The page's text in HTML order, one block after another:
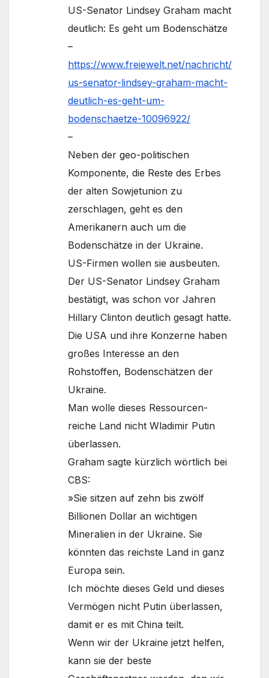
US-Senator Lindsey Graham macht
deutlich: Es geht um Bodenschätze
–
https://www.freiewelt.net/nachricht/
us-senator-lindsey-graham-macht-
deutlich-es-geht-um-
bodenschaetze-10096922/
–
Neben der geo-politischen
Komponente, die Reste des Erbes
der alten Sowjetunion zu
zerschlagen, geht es den
Amerikanern auch um die
Bodenschätze in der Ukraine.
US-Firmen wollen sie ausbeuten.
Der US-Senator Lindsey Graham
bestätigt, was schon vor Jahren
Hillary Clinton deutlich gesagt hatte.
Die USA und ihre Konzerne haben
großes Interesse an den
Rohstoffen, Bodenschätzen der
Ukraine.
Man wolle dieses Ressourcen-
reiche Land nicht Wladimir Putin
überlassen.
Graham sagte kürzlich wörtlich bei
CBS:
»Sie sitzen auf zehn bis zwölf
Billionen Dollar an wichtigen
Mineralien in der Ukraine. Sie
könnten das reichste Land in ganz
Europa sein.
Ich möchte dieses Geld und dieses
Vermögen nicht Putin überlassen,
damit er es mit China teilt.
Wenn wir der Ukraine jetzt helfen,
kann sie der beste